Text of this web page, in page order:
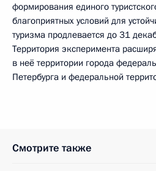
формирования единого
благоприятных условий для
туризма продлевается до 31
Территория эксперимента
в неё территории города
Петербурга и федеральной
Смотрите также